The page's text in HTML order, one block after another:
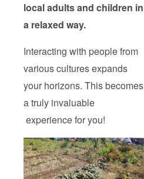
local adults and children in
a relaxed way.
Interacting with people from
various cultures expands
your horizons. This becomes
a truly invaluable
experience for you!